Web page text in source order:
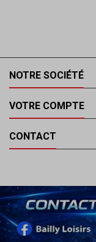
NOTRE SOCIÉTÉ
VOTRE COMPTE
CONTACT